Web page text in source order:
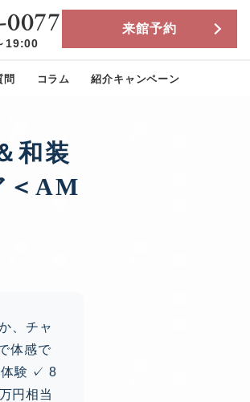
19:00
来館予約
問 コラム 紹介キャンペーン
和装
＜AM
、チャ
体感で
体験 ✓ 8
円相当